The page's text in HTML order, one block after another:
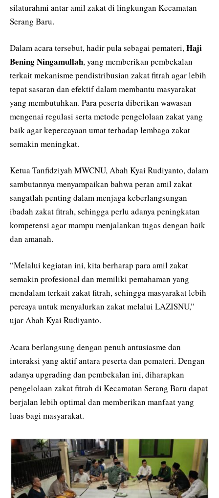
silaturahmi antar amil zakat di lingkungan Kecamatan
Serang Baru.
Dalam acara tersebut, hadir pula sebagai pemateri,Haji
Bening Ningamullah, yang memberikan pembekalan
terkait mekanisme pendistribusian zakat fitrah agar lebih
tepat sasaran dan efektif dalam membantu masyarakat
yang membutuhkan. Para peserta diberikan wawasan
mengenai regulasi serta metode pengelolaan zakat yang
baik agar kepercayaan umat terhadap lembaga zakat
semakin meningkat.
Ketua Tanfidziyah MWCNU, Abah Kyai Rudiyanto, dalam
sambutannya menyampaikan bahwa peran amil zakat
sangatlah penting dalam menjaga keberlangsungan
ibadah zakat fitrah, sehingga perlu adanya peningkatan
kompetensi agar mampu menjalankan tugas dengan baik
dan amanah.
“Melalui kegiatan ini, kita berharap para amil zakat
semakin profesional dan memiliki pemahaman yang
mendalam terkait zakat fitrah, sehingga masyarakat lebih
percaya untuk menyalurkan zakat melalui LAZISNU,”
ujar Abah Kyai Rudiyanto.
Acara berlangsung dengan penuh antusiasme dan
interaksi yang aktif antara peserta dan pemateri. Dengan
adanya upgrading dan pembekalan ini, diharapkan
pengelolaan zakat fitrah di Kecamatan Serang Baru dapat
berjalan lebih optimal dan memberikan manfaat yang
luas bagi masyarakat.